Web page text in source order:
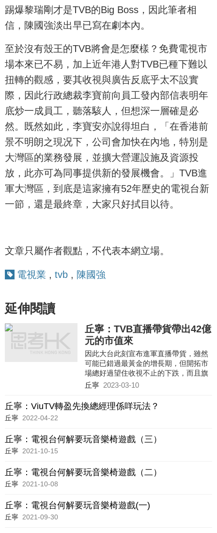
踢爆黎瑞剛才是TVB的Big Boss，因此筆者相
信，陳國強淡出早已寫在劇本內。
至於沒有殼王的TVB將會是怎麼樣？免費電視市
場本來已不易，加上近年港人對TVB已種下難以
扭轉的觀感，要其收視與廣告反底乎太不設實
際，因此行政總裁李寶前向員工發內部信表明年
底炒一成員工，聽落駭人，但想深一層確是必
然。既然如此，李寶安亦說得坦白，「在香港前
景不明朗之現况下，公司會加快在內地，特別是
大灣區的業務發展，並擴大營運設施及資源投
放，此亦可為同事提供新的發展機會。」TVB進
軍大灣區，到底是這家擁有52年歷史的電視台新
一節，還是最終章，大家只好拭目以待。
文章只屬作者觀點，不代表本網立場。
電視業 , tvb , 陳國強
延伸閱讀
丘寧：TVB直播帶貨帶出42億
元的市值來
因此大台此刻宣布進軍直播帶貨，雖然
可能已錯過最黃金的增長期，但開拓市
場總好過望住收視不止的下跌，而且旗
下藝人在內地的名氣，多少可以為內地
丘寧 2023-03-10
丘寧：ViuTV轉盈先換總經理係咩玩法？
丘寧 2022-04-22
丘寧：電視台何解要玩音樂椅遊戲（三）
丘寧 2021-10-15
丘寧：電視台何解要玩音樂椅遊戲（二）
丘寧 2021-10-08
丘寧：電視台何解要玩音樂椅遊戲(一)
丘寧 2021-09-30